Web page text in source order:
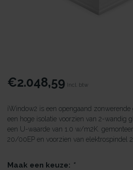
€2.048,59 Incl. btw
iWindow2 is een opengaand
een hoge isolatie voorzien van 2-wandig
een U-waarde van 1.0 w/m2K.
20/00EP en voorzien van elektrospindel
Maak een keuze: *